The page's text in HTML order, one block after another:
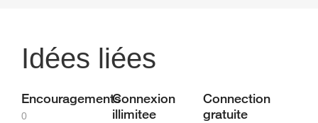
Idées liées
Encouragements
0
Connexion
illimitee
Connection
gratuite